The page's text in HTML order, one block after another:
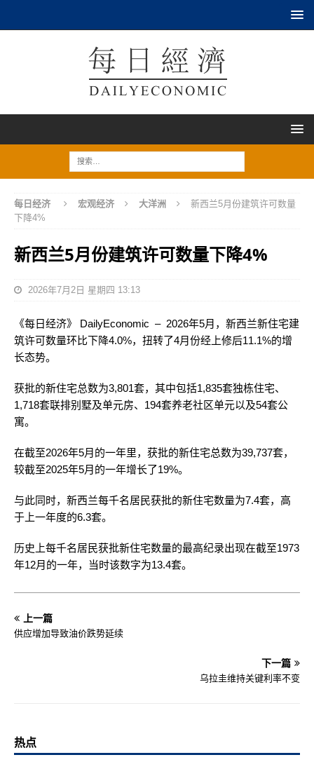
每日经济 宏观经济 大洋洲
新西兰5月份建筑许可数量
下降4%
新西兰5月份建筑许可数量下降4%
2026年7月2日 星期四 13:13
《每日经济》 DailyEconomic – 2026年5月，新西兰新住宅建
筑许可数量环比下降4.0%，扭转了4月份经上修后11.1%的增
长态势。
获批的新住宅总数为3,801套，其中包括1,835套独栋住宅、
1,718套联排别墅及单元房、194套养老社区单元以及54套公
寓。
在截至2026年5月的一年里，获批的新住宅总数为39,737套，
较截至2025年5月的一年增长了19%。
与此同时，新西兰每千名居民获批的新住宅数量为7.4套，高
于上一年度的6.3套。
历史上每千名居民获批新住宅数量的最高纪录出现在截至1973
年12月的一年，当时该数字为13.4套。
上一篇
供应增加导致油价跌势延续
下一篇
乌拉圭维持关键利率不变
热点